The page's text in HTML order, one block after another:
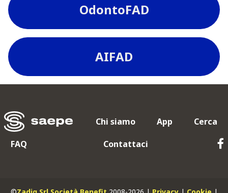
OdontoFAD
AIFAD
Chi siamo App
Cerca
FAQ
Contattaci